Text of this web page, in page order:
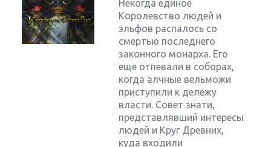
Некогда единое
Королевство людей и
эльфов распалось со
смертью последнего
законного монарха. Его
еще отпевали в соборах,
когда алчные вельможи
приступили к дележу
власти. Совет знати,
представлявший интересы
людей и Круг Древних,
куда входили